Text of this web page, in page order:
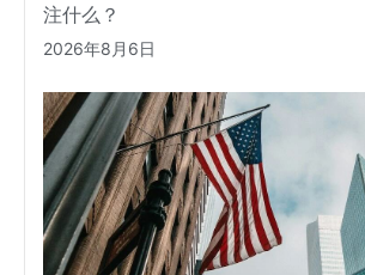
注什么？
2026年8月6日